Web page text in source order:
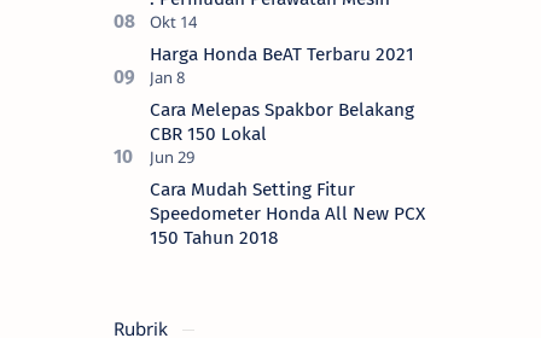
Harga Honda BeAT Terbaru 2021
Cara Melepas Spakbor Belakang
CBR 150 Lokal
Cara Mudah Setting Fitur
Speedometer Honda All New PCX
150 Tahun 2018
Rubrik